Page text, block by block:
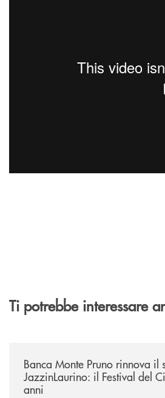
Ti potrebbe interessare
Banca Monte Pruno rinnova il
JazzinLaurino: il Festival del
anni